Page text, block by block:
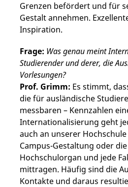
Grenzen befördert und für
Gestalt annehmen.
Inspiration.
Frage: Was genau meint
Studierender und derer, die
Vorlesungen?
Prof. Grimm: Es stimmt,
die für ausländische
messbaren – Kennzahlen
Internationalisierung geht
auch an unserer
Campus-Gestaltung oder
Hochschulorgan und jede
mittragen. Häufig sind die
Kontakte und daraus